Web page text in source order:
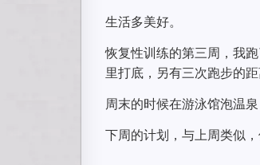
生活多美好。
恢复性训练的第三周，我
里打底，另有三次跑步的
周末的时候在游泳馆泡温
下周的计划，与上周类似